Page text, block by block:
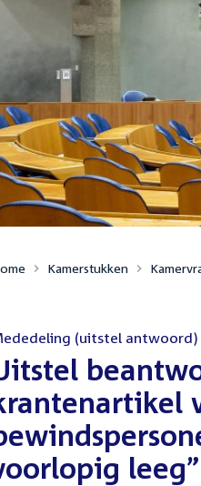
Kamerstukken
(uitstel antwoord)
leeg”